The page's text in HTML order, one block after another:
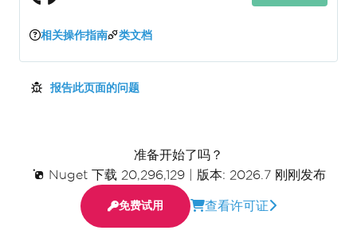
相关操作指南 类文档
报告此页面的问题
准备开始了吗？
Nuget 下载 20,296,129| 版本: 2026.7 刚刚发布
免费试用 查看许可证